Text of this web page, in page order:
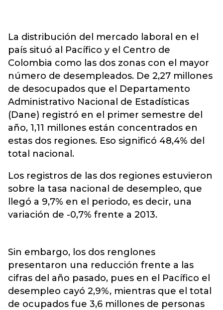
La distribución del mercado laboral en el
país situó al Pacífico y el Centro de
Colombia como las dos zonas con el mayor
número de desempleados. De 2,27 millones
de desocupados que el Departamento
Administrativo Nacional de Estadísticas
(Dane) registró en el primer semestre del
año, 1,11 millones están concentrados en
estas dos regiones. Eso significó 48,4% del
total nacional.
Los registros de las dos regiones estuvieron
sobre la tasa nacional de desempleo, que
llegó a 9,7% en el periodo, es decir, una
variación de -0,7% frente a 2013.
Sin embargo, los dos renglones
presentaron una reducción frente a las
cifras del año pasado, pues en el Pacífico el
desempleo cayó 2,9%, mientras que el total
de ocupados fue 3,6 millones de personas